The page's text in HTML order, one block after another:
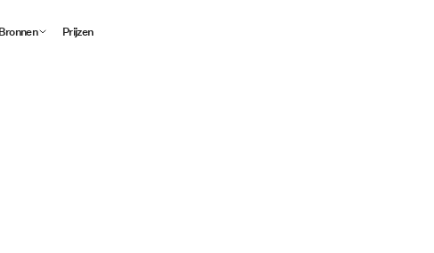
Bronnen Prijzen